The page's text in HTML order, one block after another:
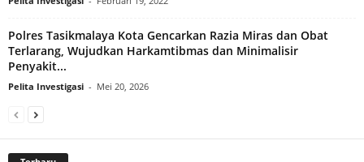
Polres Tasikmalaya Kota Gencarkan Razia Miras dan Obat
Terlarang, Wujudkan Harkamtibmas dan Minimalisir
Penyakit...
Pelita Investigasi - Mei 20, 2026